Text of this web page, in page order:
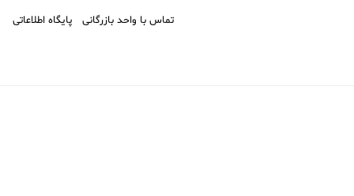
تماس با واحد بازرگانی پایگاه اطلاعاتی